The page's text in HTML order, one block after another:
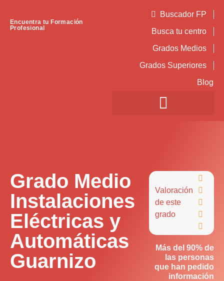
Encuentra tu Formación
Profesional
Buscador FP
Busca tu centro
Grados Medios
Grados Superiores
Blog
Grado Medio
Instalaciones
Eléctricas y
Automáticas
Guarnizo
Valoración
de este
grado





Más del 90% de
las personas
que han pedido
información